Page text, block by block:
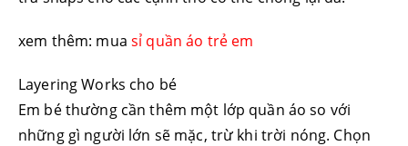
xem thêm: mua sỉ quần áo trẻ em
Layering Works cho bé
Em bé thường cần thêm một lớp quần áo so với
những gì người lớn sẽ mặc, trừ khi trời nóng. Chọn